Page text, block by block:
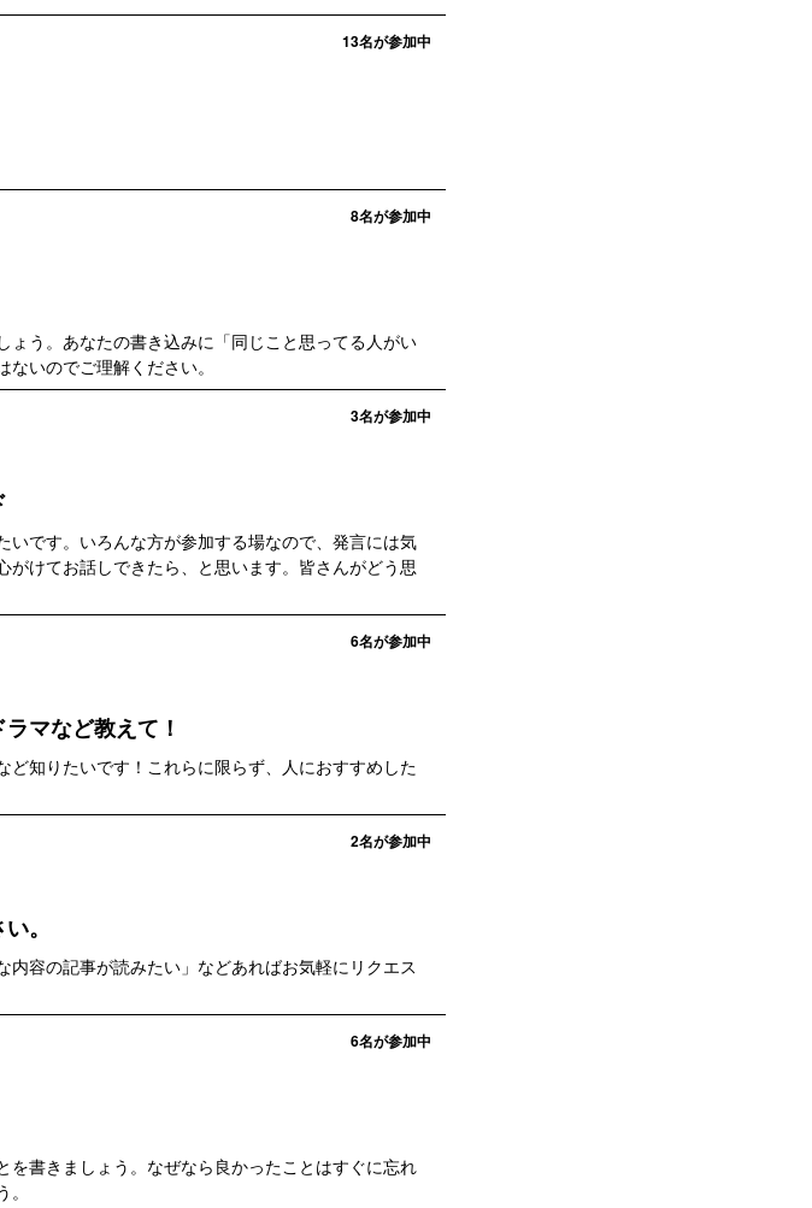
13名が参加中
8名が参加中
う。あなたの書き込みに「同じこと思ってる人がい
いのでご理解ください。
3名が参加中
です。いろんな方が参加する場なので、発言には気
けてお話しできたら、と思います。皆さんがどう思
6名が参加中
マなど教えて！
知りたいです！これらに限らず、人におすすめした
2名が参加中
。
容の記事が読みたい」などあればお気軽にリクエス
6名が参加中
書きましょう。なぜなら良かったことはすぐに忘れ